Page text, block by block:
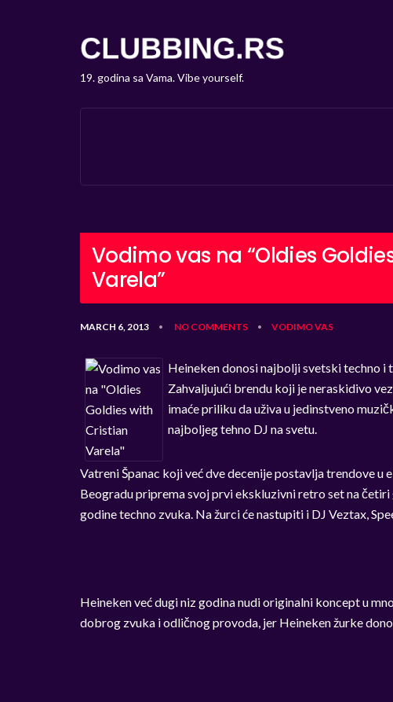
19. godina sa Vama. Vibe yourself.
Vodimo vas na “Oldies
Varela”
MARCH 6, 2013 • NO COMMENTS • VODIMO VAS
Heineken donosi najbolji svetski techno i
Zahvaljujući brendu koji je neraskidivo
imaće priliku da uživa u jedinstveno
najboljeg tehno DJ na svetu.
Vatreni Španac koji već dve decenije postavlja trendove
Beogradu priprema svoj prvi ekskluzivni retro set na
godine techno zvuka. Na žurci će nastupiti i DJ Veztax,
Heineken već dugi niz godina nudi originalni koncept u
dobrog zvuka i odličnog provoda, jer Heineken žurke